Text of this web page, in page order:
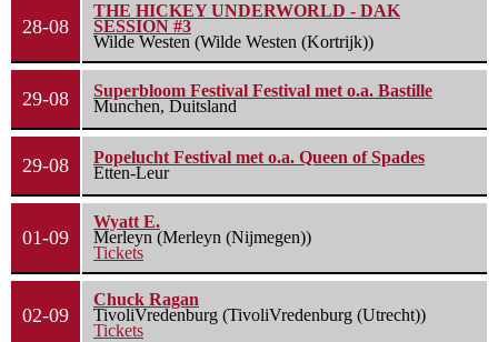
28-08
THE HICKEY UNDERWORLD - DAK
SESSION #3
Wilde Westen (Wilde Westen (Kortrijk))
29-08
Superbloom Festival Festival met o.a. Bastille
Munchen, Duitsland
29-08
Popelucht Festival met o.a. Queen of Spades
Etten-Leur
01-09
Wyatt E.
Merleyn (Merleyn (Nijmegen))
Tickets
02-09
Chuck Ragan
TivoliVredenburg (TivoliVredenburg (Utrecht))
Tickets